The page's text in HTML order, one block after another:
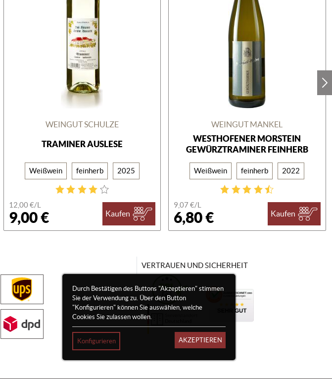
WEINGUT SCHULZE
TRAMINER AUSLESE
Weißwein feinherb 2025
12,00 €/L
9,00 € Kaufen
WEINGUT MANKEL
WESTHOFENER MORSTEIN
GEWÜRZTRAMINER FEINHERB
Weißwein feinherb 2022
9,07 €/L
6,80 € Kaufen
Durch Bestätigen des Buttons "Akzeptieren" stimmen
Sie der Verwendung zu. Über den Button
"Konfigurieren" können Sie auswählen, welche
Cookies Sie zulassen wollen.
Konfigurieren AKZEPTIEREN
VERTRAUEN UND SICHERHEIT